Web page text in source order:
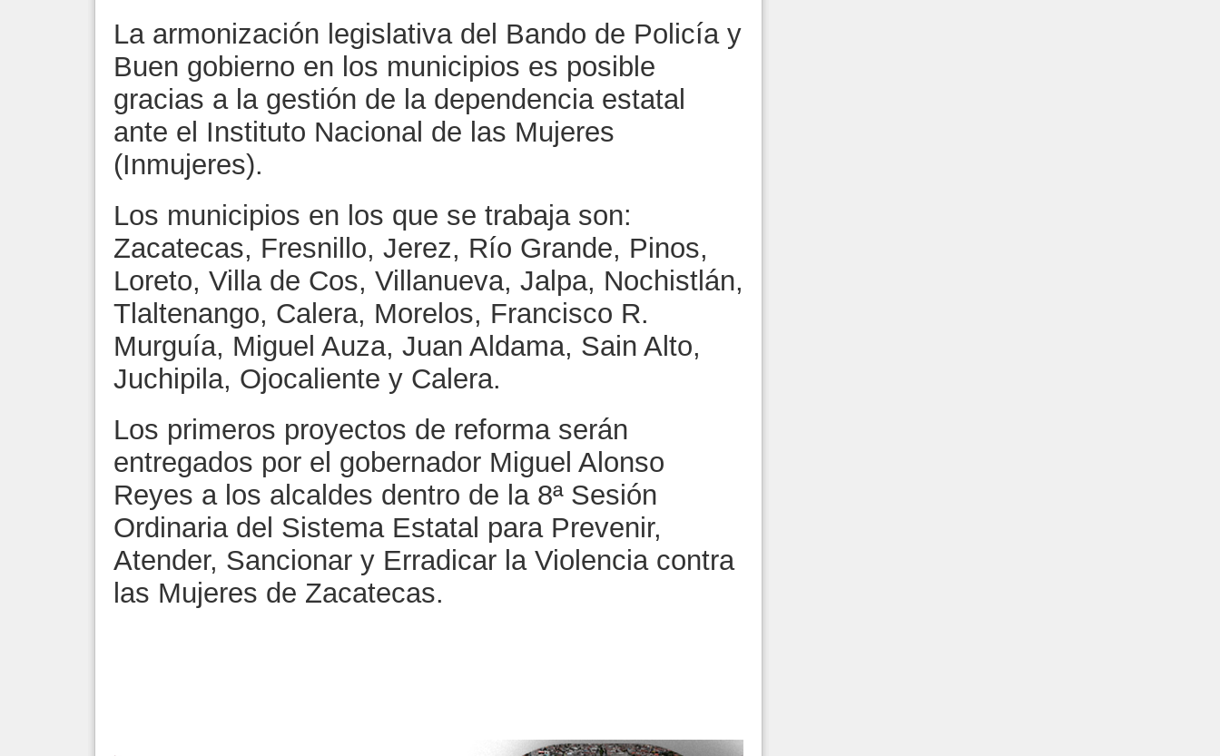
La armonización legislativa del Bando de Policía y
Buen gobierno en los municipios es posible
gracias a la gestión de la dependencia estatal
ante el Instituto Nacional de las Mujeres
(Inmujeres).
Los municipios en los que se trabaja son:
Zacatecas, Fresnillo, Jerez, Río Grande, Pinos,
Loreto, Villa de Cos, Villanueva, Jalpa, Nochistlán,
Tlaltenango, Calera, Morelos, Francisco R.
Murguía, Miguel Auza, Juan Aldama, Sain Alto,
Juchipila, Ojocaliente y Calera.
Los primeros proyectos de reforma serán
entregados por el gobernador Miguel Alonso
Reyes a los alcaldes dentro de la 8ª Sesión
Ordinaria del Sistema Estatal para Prevenir,
Atender, Sancionar y Erradicar la Violencia contra
las Mujeres de Zacatecas.